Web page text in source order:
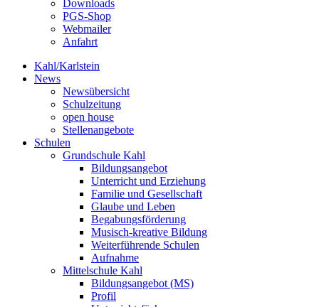
Downloads
PGS-Shop
Webmailer
Anfahrt
Kahl/Karlstein
News
Newsübersicht
Schulzeitung
open house
Stellenangebote
Schulen
Grundschule Kahl
Bildungsangebot
Unterricht und Erziehung
Familie und Gesellschaft
Glaube und Leben
Begabungsförderung
Musisch-kreative Bildung
Weiterführende Schulen
Aufnahme
Mittelschule Kahl
Bildungsangebot (MS)
Profil